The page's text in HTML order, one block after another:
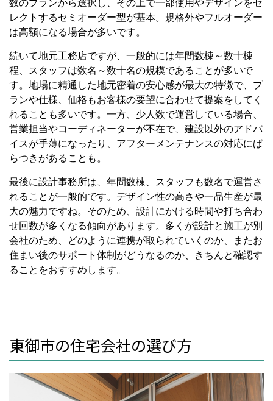
数のプランから選択し、その上で一部使用やデザインをセ
レクトするセミオーダー型が基本。規格外やフルオーダー
は高額になる場合が多いです。
続いて地元工務店ですが、一般的には年間数棟～数十棟
程、スタッフは数名～数十名の規模であることが多いで
す。地場に精通した地元密着の安心感が最大の特徴で、プ
ランや仕様、価格もお客様の要望に合わせて提案をしてく
れることも多いです。一方、少人数で運営している場合、
営業担当やコーディネーターが不在で、建設以外のアドバ
イスが手薄になったり、アフターメンテナンスの対応にば
らつきがあることも。
最後に設計事務所は、年間数棟、スタッフも数名で運営さ
れることが一般的です。デザイン性の高さや一品生産が最
大の魅力ですね。そのため、設計にかける時間や打ち合わ
せ回数が多くなる傾向があります。多くが設計と施工が別
会社のため、どのように連携が取られていくのか、またお
住まい後のサポート体制がどうなるのか、きちんと確認す
ることをおすすめします。
東御市の住宅会社の選び方